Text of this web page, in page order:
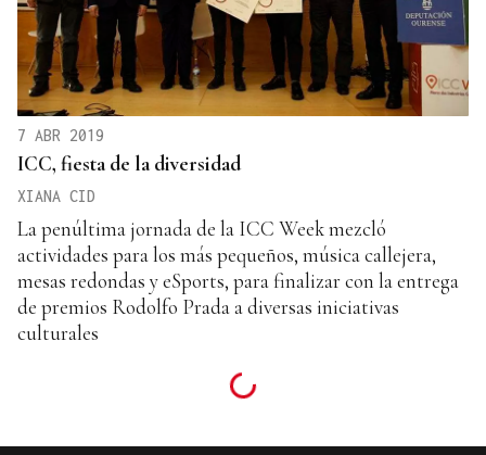
7 ABR 2019
ICC, fiesta de la diversidad
XIANA CID
La penúltima jornada de la ICC Week mezcló
actividades para los más pequeños, música callejera,
mesas redondas y eSports, para finalizar con la entrega
de premios Rodolfo Prada a diversas iniciativas
culturales